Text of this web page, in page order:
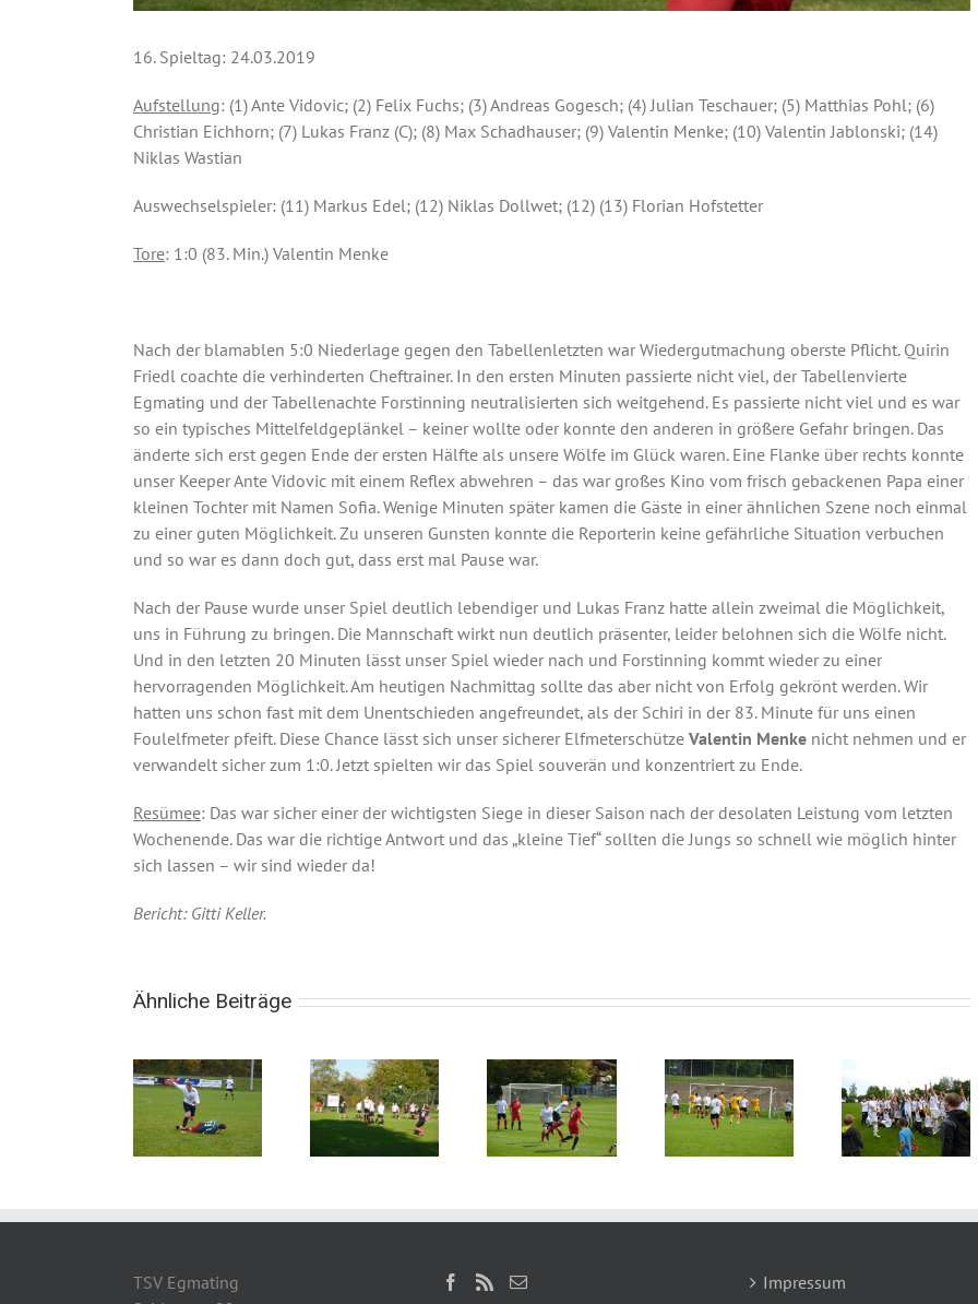
16. Spieltag: 24.03.2019
Aufstellung: (1) Ante Vidovic; (2) Felix Fuchs; (3) Andreas Gogesch; (4) Julian Teschauer; (5) Matthias Pohl; (6)
Christian Eichhorn; (7) Lukas Franz (C); (8) Max Schadhauser; (9) Valentin Menke; (10) Valentin Jablonski; (14)
Niklas Wastian
Auswechselspieler: (11) Markus Edel; (12) Niklas Dollwet; (12) (13) Florian Hofstetter
Tore: 1:0 (83. Min.) Valentin Menke
Nach der blamablen 5:0 Niederlage gegen den Tabellenletzten war Wiedergutmachung oberste Pflicht. Quirin
Friedl coachte die verhinderten Cheftrainer. In den ersten Minuten passierte nicht viel, der Tabellenvierte
Egmating und der Tabellenachte Forstinning neutralisierten sich weitgehend. Es passierte nicht viel und es war
so ein typisches Mittelfeldgeplänkel – keiner wollte oder konnte den anderen in größere Gefahr bringen. Das
änderte sich erst gegen Ende der ersten Hälfte als unsere Wölfe im Glück waren. Eine Flanke über rechts konnte
unser Keeper Ante Vidovic mit einem Reflex abwehren – das war großes Kino vom frisch gebackenen Papa einer
kleinen Tochter mit Namen Sofia. Wenige Minuten später kamen die Gäste in einer ähnlichen Szene noch einmal
zu einer guten Möglichkeit. Zu unseren Gunsten konnte die Reporterin keine gefährliche Situation verbuchen
und so war es dann doch gut, dass erst mal Pause war.
Nach der Pause wurde unser Spiel deutlich lebendiger und Lukas Franz hatte allein zweimal die Möglichkeit,
uns in Führung zu bringen. Die Mannschaft wirkt nun deutlich präsenter, leider belohnen sich die Wölfe nicht.
Und in den letzten 20 Minuten lässt unser Spiel wieder nach und Forstinning kommt wieder zu einer
hervorragenden Möglichkeit. Am heutigen Nachmittag sollte das aber nicht von Erfolg gekrönt werden. Wir
hatten uns schon fast mit dem Unentschieden angefreundet, als der Schiri in der 83. Minute für uns einen
Foulelfmeter pfeift. Diese Chance lässt sich unser sicherer Elfmeterschütze Valentin Menke nicht nehmen und er
verwandelt sicher zum 1:0. Jetzt spielten wir das Spiel souverän und konzentriert zu Ende.
Resümee: Das war sicher einer der wichtigsten Siege in dieser Saison nach der desolaten Leistung vom letzten
Wochenende. Das war die richtige Antwort und das „kleine Tief“ sollten die Jungs so schnell wie möglich hinter
sich lassen – wir sind wieder da!
Bericht: Gitti Keller.
Ähnliche Beiträge
Neukeferloh
(1:1)
TSV
Egmating
– FC
Parsdorf
VfB
Forstinning
2 – TSV
Egmating
TSV
Egmating
– FC
Ebersberg
TSV
Egmating
– TSV
Grafing
– TSV
(1:1)
TSV Egmating
Impressum